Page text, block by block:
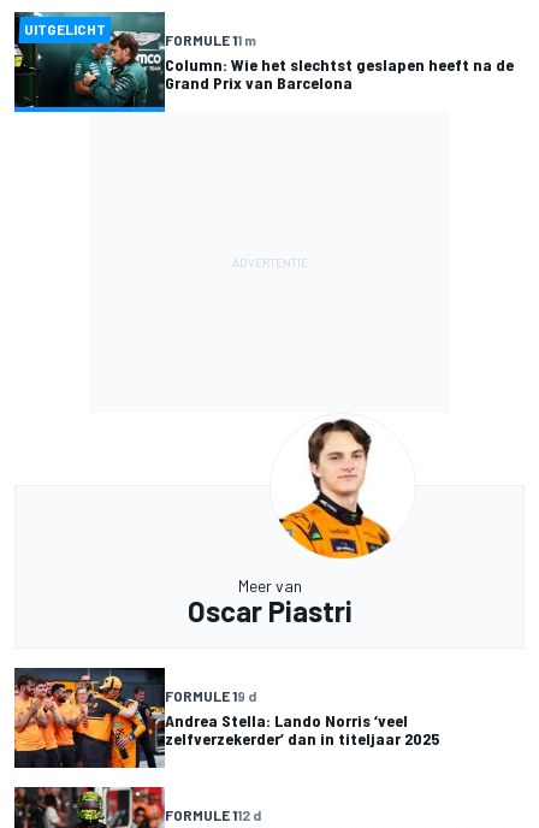
UITGELICHT
FORMULE 11 m
Column: Wie het slechtst geslapen heeft na de
Grand Prix van Barcelona
Meer van
Oscar Piastri
FORMULE 19 d
Andrea Stella: Lando Norris ‘veel
zelfverzekerder’ dan in titeljaar 2025
FORMULE 112 d